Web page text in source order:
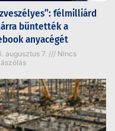
félmilliárd
büntették a
anyacégét
augusztus 7.
Nincs